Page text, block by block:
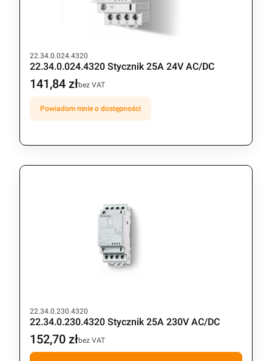
Kod produktu
22.34.0.024.4320
22.34.0.024.4320 Stycznik 25A 24V AC/DC
Cena
141,84 złbez VAT
Powiadom mnie o dostępności
Kod produktu
22.34.0.230.4320
22.34.0.230.4320 Stycznik 25A 230V AC/DC
Cena
152,70 złbez VAT